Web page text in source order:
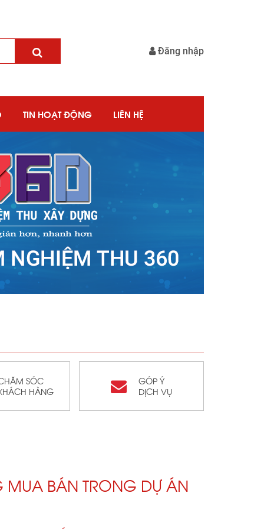
Đăng nhập
TIN HOẠT ĐỘNG LIÊN HỆ
SÓC
HÀNG
GÓP Ý
DỊCH VỤ
BÁN TRONG DỰ ÁN